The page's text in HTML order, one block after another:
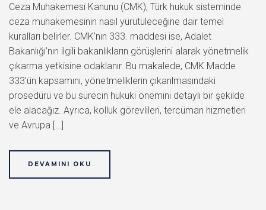
Ceza Muhakemesi Kanunu (CMK), Türk hukuk sisteminde
ceza muhakemesinin nasıl yürütüleceğine dair temel
kuralları belirler. CMK’nın 333. maddesi ise, Adalet
Bakanlığı’nın ilgili bakanlıkların görüşlerini alarak yönetmelik
çıkarma yetkisine odaklanır. Bu makalede, CMK Madde
333’ün kapsamını, yönetmeliklerin çıkarılmasındaki
prosedürü ve bu sürecin hukuki önemini detaylı bir şekilde
ele alacağız. Ayrıca, kolluk görevlileri, tercüman hizmetleri
ve Avrupa […]
DEVAMINI OKU